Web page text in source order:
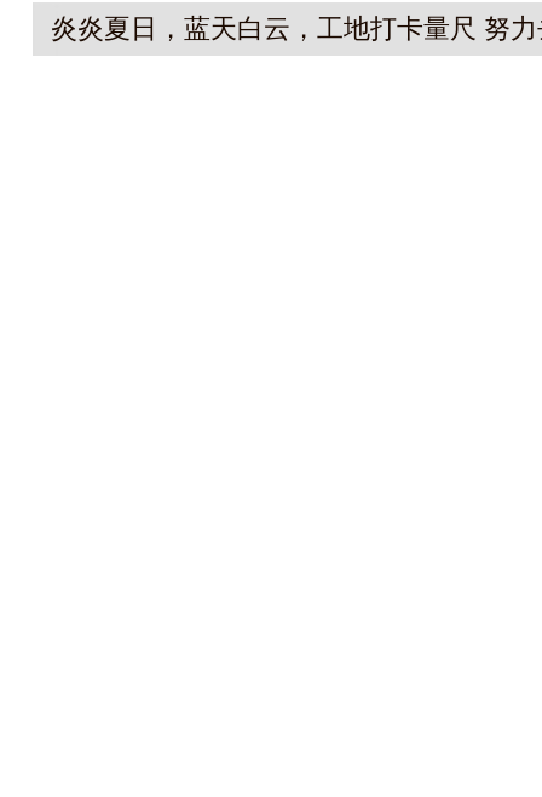
户门十大品牌网络票选活动中,荣获“2023
炎炎夏日，蓝天白云，工地打卡量尺 努